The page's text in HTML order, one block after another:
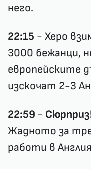
него.
22:15 - Херо
3000 бежанци,
европейските
изскочат 2-3
22:59 -
Жадното за
работи в